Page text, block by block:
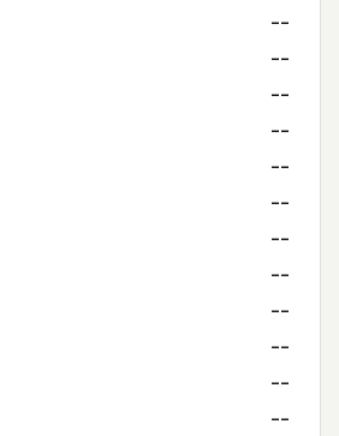
--
--
--
--
--
--
--
--
--
--
--
--